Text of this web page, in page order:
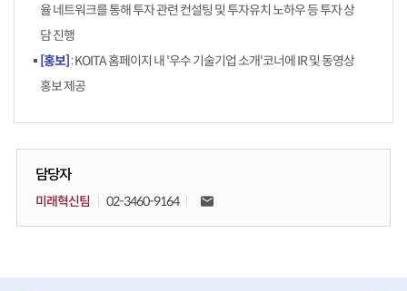
율 네트워크를 통해 투자 관련 컨설팅 및 투자유치 노하우 등 투자 상
담 진행
[홍보] : KOITA 홈페이지 내 '우수 기술기업 소개'코너에 IR 및 동영상
홍보 제공
담당자
미래혁신팀 02-3460-9164